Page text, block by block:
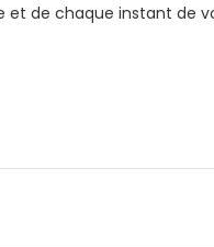
de chaque instant de